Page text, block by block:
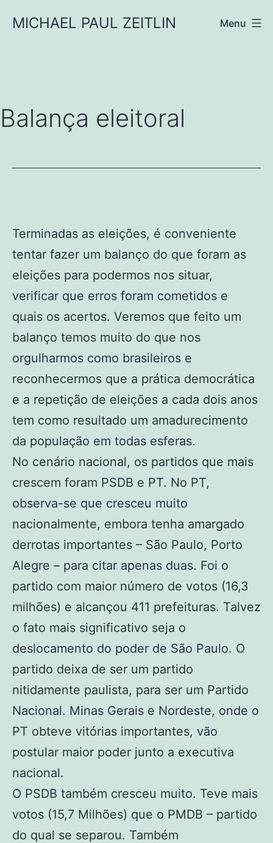
paraMICHAEL PAUL ZEITLIN Menu
Balança eleitoral
Terminadas as eleições, é conveniente
tentar fazer um balanço do que foram as
eleições para podermos nos situar,
verificar que erros foram cometidos e
quais os acertos. Veremos que feito um
balanço temos muito do que nos
orgulharmos como brasileiros e
reconhecermos que a prática democrática
e a repetição de eleições a cada dois anos
tem como resultado um amadurecimento
da população em todas esferas.
No cenário nacional, os partidos que mais
crescem foram PSDB e PT. No PT,
observa-se que cresceu muito
nacionalmente, embora tenha amargado
derrotas importantes – São Paulo, Porto
Alegre – para citar apenas duas. Foi o
partido com maior número de votos (16,3
milhões) e alcançou 411 prefeituras. Talvez
o fato mais significativo seja o
deslocamento do poder de São Paulo. O
partido deixa de ser um partido
nitidamente paulista, para ser um Partido
Nacional. Minas Gerais e Nordeste, onde o
PT obteve vitórias importantes, vão
postular maior poder junto a executiva
nacional.
O PSDB também cresceu muito. Teve mais
votos (15,7 Milhões) que o PMDB – partido
do qual se separou. Também